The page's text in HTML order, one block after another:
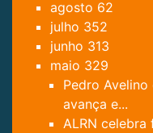
agosto 62
julho 352
junho 313
maio 329
Pedro Avelino
avança e...
ALRN